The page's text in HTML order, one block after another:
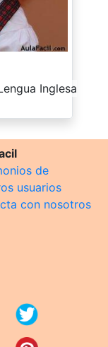
Inglesa
de
usuarios
con nosotros